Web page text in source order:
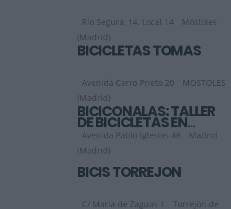
Río Segura, 14. Local 14
Móstoles
(Madrid)
BICICLETAS TOMAS
Avenida Cerro Prieto 20
MOSTOLES
(Madrid)
BICICONALAS: TALLER
DE BICICLETAS EN
MADRID
Avenida Pablo Iglesias 48
Madrid
(Madrid)
BICIS TORREJÓN
C/ María de Zaguas 1
Torrejón de